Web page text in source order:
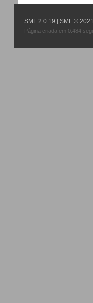
SMF 2.0.19 |SMF © 2021
Página criada em 0.484